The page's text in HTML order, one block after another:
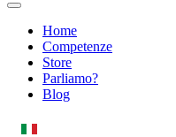
Home
Competenze
Store
Parliamo?
Blog